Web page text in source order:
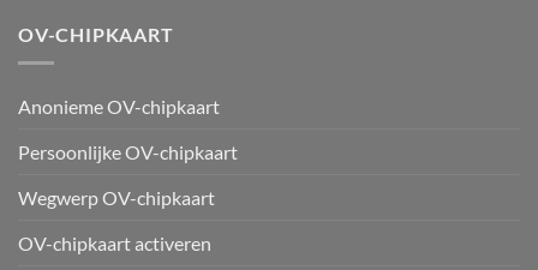
OV-CHIPKAART
Anonieme OV-chipkaart
Persoonlijke OV-chipkaart
Wegwerp OV-chipkaart
OV-chipkaart activeren